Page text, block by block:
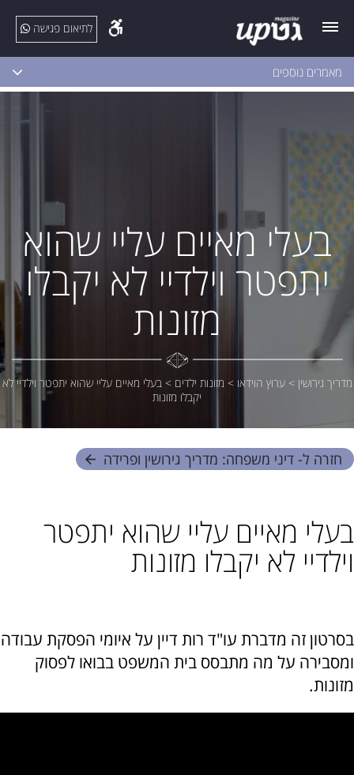
לתיאום פגישה
מאמרים נוספים
בעלי מאיים עליי שהוא
יתפטר וילדיי לא יקבלו
מזונות
מדריך גירושין >ערוץ הוידאו > מזונות ילדים >בעלי מאיים עליי שהוא יתפטר וילדיי לא
יקבלו מזונות
חזרה ל- דיני משפחה: מדריך גירושין ופרידה
בעלי מאיים עליי שהוא יתפטר
וילדיי לא יקבלו מזונות
בסרטון זה מדברת עו"ד רות דיין על איומי הפסקת עבודה
ומסבירה על מה מתבסס בית המשפט בבואו לפסוק
מזונות.